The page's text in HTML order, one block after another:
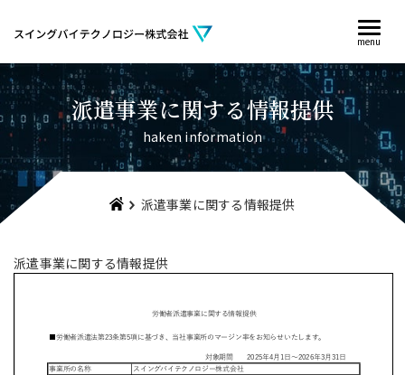
menu
派遣事業に関する情報提供
haken information
派遣事業に関する情報提供
派遣事業に関する情報提供